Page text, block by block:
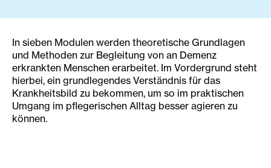
In sieben Modulen werden theoretische Grundlagen
und Methoden zur Begleitung von an Demenz
erkrankten Menschen erarbeitet. Im Vordergrund steht
hierbei, ein grundlegendes Verständnis für das
Krankheitsbild zu bekommen, um so im praktischen
Umgang im pflegerischen Alltag besser agieren zu
können.